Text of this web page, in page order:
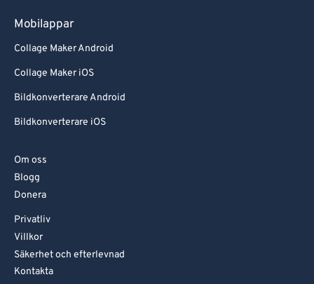
Mobilappar
Collage Maker Android
Collage Maker iOS
Bildkonverterare Android
Bildkonverterare iOS
Om oss
Blogg
Donera
Privatliv
Villkor
Säkerhet och efterlevnad
Kontakta